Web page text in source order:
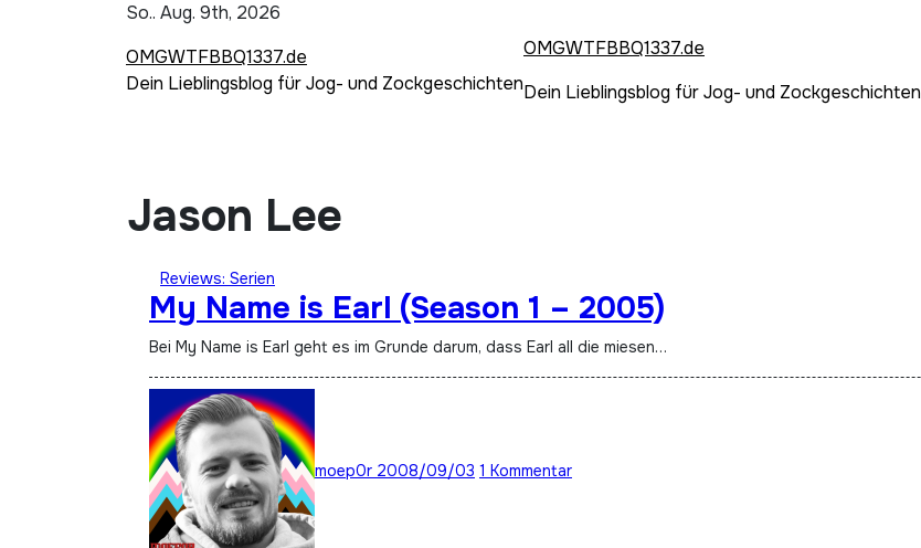
So.. Aug. 9th, 2026
OMGWTFBBQ1337.de
Dein Lieblingsblog für Jog- und Zockgeschichten
OMGWTFBBQ1337.de
Dein Lieblingsblog für Jog- und Zockgeschichten
Jason Lee
Reviews: Serien
My Name is Earl (Season 1 – 2005)
Bei My Name is Earl geht es im Grunde darum, dass Earl all die miesen…
moep0r 2008/09/03 1 Kommentar